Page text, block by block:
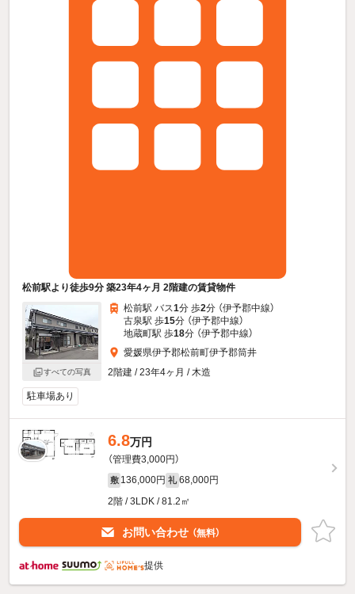
松前駅より徒歩9分 築23年4ヶ月 2階建の賃貸物件
すべての写真
松前駅 バス1分 歩2分 （伊予郡中線）
古泉駅 歩15分 （伊予郡中線）
地蔵町駅 歩18分 （伊予郡中線）
愛媛県伊予郡松前町伊予郡筒井
2階建 / 23年4ヶ月 / 木造
駐車場あり
6.8万円
（管理費3,000円）
敷 136,000円 礼 68,000円
2階 / 3LDK / 81.2㎡
お問い合わせ （無料）
提供